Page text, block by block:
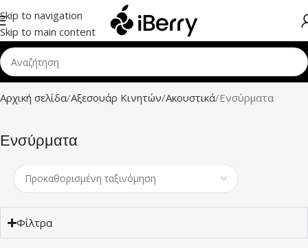
Skip to navigation
Skip to main content
Αρχική σελίδα Αξεσουάρ Κινητών Ακουστικά Ενσύρματα
Ενσύρματα
Φίλτρα